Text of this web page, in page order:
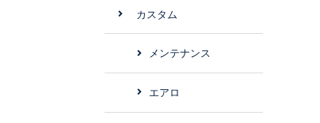
カスタム
メンテナンス
エアロ